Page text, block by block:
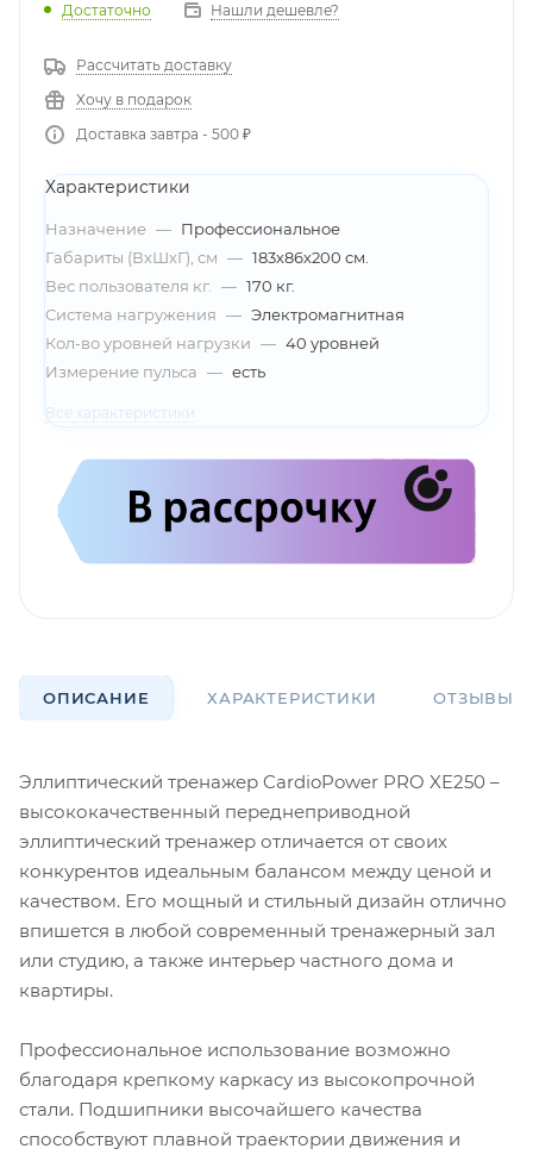
Достаточно Нашли дешевле?
Рассчитать доставку
Хочу в подарок
Доставка завтра - 500 ₽
Характеристики
Назначение — Профессиональное
Габариты (ВхШхГ), см — 183х86х200 см.
Вес пользователя кг. — 170 кг.
Система нагружения — Электромагнитная
Кол-во уровней нагрузки — 40 уровней
Измерение пульса — есть
Все характеристики
ОПИСАНИЕ ХАРАКТЕРИСТИКИ ОТЗЫВЫ
Эллиптический тренажер CardioPower PRO XE250 –
высококачественный переднеприводной
эллиптический тренажер отличается от своих
конкурентов идеальным балансом между ценой и
качеством. Его мощный и стильный дизайн отлично
впишется в любой современный тренажерный зал
или студию, а также интерьер частного дома и
квартиры.
Профессиональное использование возможно
благодаря крепкому каркасу из высокопрочной
стали. Подшипники высочайшего качества
способствуют плавной траектории движения и